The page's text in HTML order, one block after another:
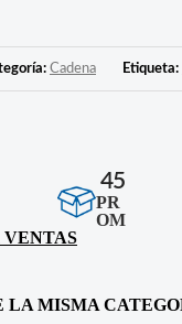
Cadena Etiqueta:
45
PR
OM
VENTAS
LA MISMA